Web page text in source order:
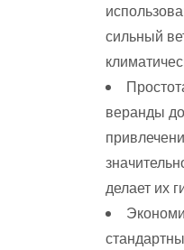
сильный
веранды
делает их